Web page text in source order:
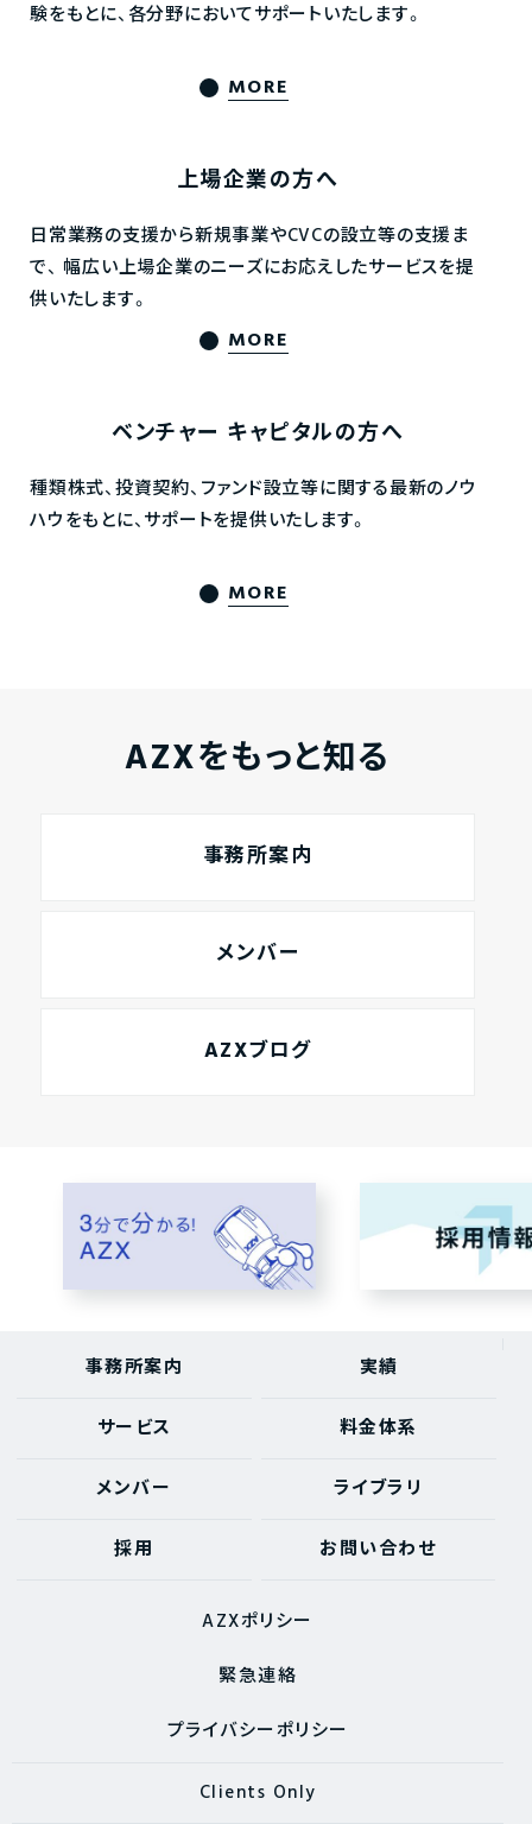
験をもとに、各分野においてサポートいたします。
MORE
上場企業の方へ
日常業務の支援から新規事業やCVCの設立等の支援ま
で、 幅広い上場企業のニーズにお応えしたサービスを提
供いたします。
MORE
ベンチャー キャピタルの方へ
種類株式、投資契約、ファンド設立等に関する最新のノウ
ハウをもとに、サポートを提供いたします。
MORE
AZXをもっと知る
事務所案内
メンバー
AZXブログ
事務所案内 実績
サービス 料金体系
メンバー ライブラリ
採用 お問い合わせ
AZXポリシー
緊急連絡
プライバシーポリシー
Clients Only